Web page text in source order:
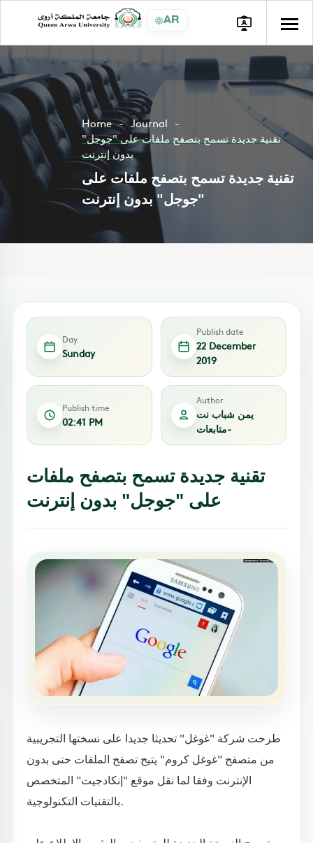
AR
Home
Journal
تقنية جديدة تسمح بتصفح ملفات على "جوجل"
بدون إنترنت
تقنية جديدة تسمح بتصفح ملفات على
"جوجل" بدون إنترنت
Day
Sunday
Publish date
22 December
2019
Publish time
02:41 PM
Author
يمن شباب نت
-متابعات
تقنية جديدة تسمح بتصفح ملفات
على "جوجل" بدون إنترنت
طرحت شركة "غوغل" تحديثا جديدا على نسختها التجريبية
من متصفح "غوغل كروم" يتيح تصفح الملفات حتى بدون
الإنترنت وفقا لما نقل موقع "إنكادجيت" المتخصص
بالتقنيات التكنولوجية.